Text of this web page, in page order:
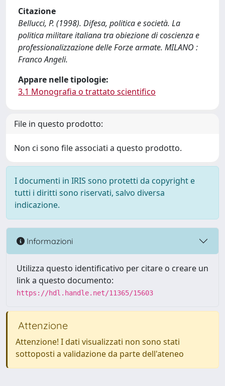
Citazione
Bellucci, P. (1998). Difesa, politica e società. La
politica militare italiana tra obiezione di coscienza e
professionalizzazione delle Forze armate. MILANO :
Franco Angeli.
Appare nelle tipologie:
3.1 Monografia o trattato scientifico
File in questo prodotto:
Non ci sono file associati a questo prodotto.
I documenti in IRIS sono protetti da copyright e
tutti i diritti sono riservati, salvo diversa
indicazione.
Informazioni
Utilizza questo identificativo per citare o creare un
link a questo documento:
https://hdl.handle.net/11365/15603
Attenzione
Attenzione! I dati visualizzati non sono stati
sottoposti a validazione da parte dell'ateneo